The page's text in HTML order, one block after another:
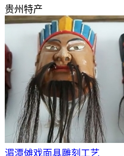
贵州特产
湄潭傩戏面具雕刻工艺